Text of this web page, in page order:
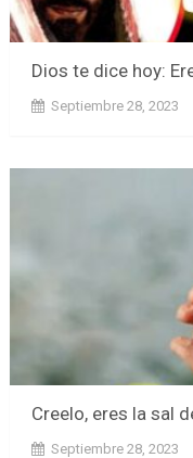
Dios te dice hoy:
Septiembre 28, 2023
Creelo, eres la sal
Septiembre 28, 2023